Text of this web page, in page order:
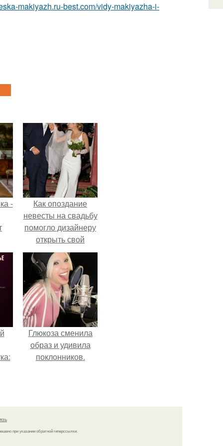
makiyazh.ru-best.com/vidy-makiyazha-i-
-
и
Как опоздание
невесты на свадьбу
помогло дизайнеру
открыть свой
бренд.
Глюкоза сменила
образ и удивила
поклонников.
при указании обратной гиперссылки.